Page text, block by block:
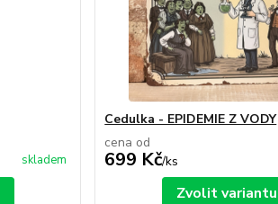
skladem
Cedulka - EPIDEMIE Z VODY
cena od
699 Kč/ks
Zvolit variantu